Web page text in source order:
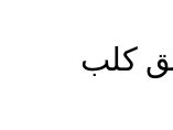
كلب